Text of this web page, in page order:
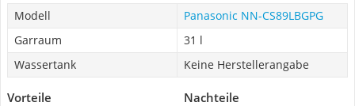
Modell
Panasonic NN-CS89LBGPG
Garraum
31 l
Wassertank
Keine Herstellerangabe
Vorteile Nachteile